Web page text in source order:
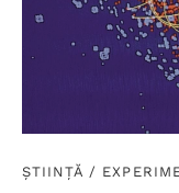
ȘTIINȚĂ /